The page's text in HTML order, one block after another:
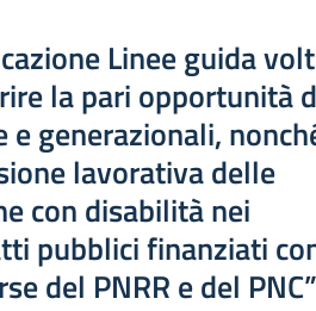
Linee guida
la pari opportunità
e generazionali,
lavorativa delle
con disabilità nei
pubblici finanziati
del PNRR e del PNC”